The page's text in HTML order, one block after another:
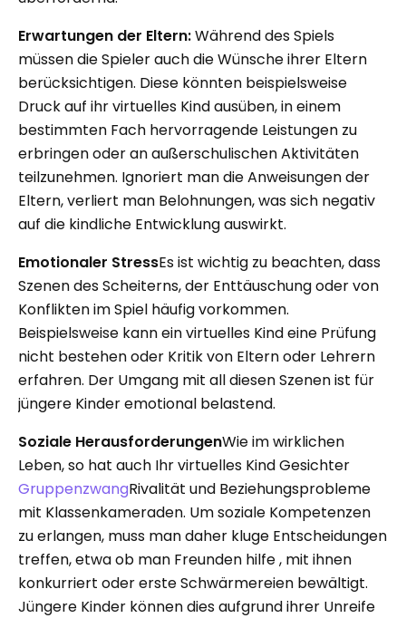
Erwartungen der Eltern:Während des Spiels
müssen die Spieler auch die Wünsche ihrer Eltern
berücksichtigen. Diese könnten beispielsweise
Druck auf ihr virtuelles Kind ausüben, in einem
bestimmten Fach hervorragende Leistungen zu
erbringen oder an außerschulischen Aktivitäten
teilzunehmen. Ignoriert man die Anweisungen der
Eltern, verliert man Belohnungen, was sich negativ
auf die kindliche Entwicklung auswirkt.
Emotionaler StressEs ist wichtig zu beachten, dass
Szenen des Scheiterns, der Enttäuschung oder von
Konflikten im Spiel häufig vorkommen.
Beispielsweise kann ein virtuelles Kind eine Prüfung
nicht bestehen oder Kritik von Eltern oder Lehrern
erfahren. Der Umgang mit all diesen Szenen ist für
jüngere Kinder emotional belastend.
Soziale HerausforderungenWie im wirklichen
Leben, so hat auch Ihr virtuelles Kind Gesichter
GruppenzwangRivalität und Beziehungsprobleme
mit Klassenkameraden. Um soziale Kompetenzen
zu erlangen, muss man daher kluge Entscheidungen
treffen, etwa ob man Freunden hilfe , mit ihnen
konkurriert oder erste Schwärmereien bewältigt.
Jüngere Kinder können dies aufgrund ihrer Unreife